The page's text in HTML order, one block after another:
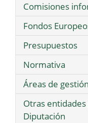
Comisiones
Fondos
Presupuestos
Normativa
Áreas de gestión
Otras
Diputación